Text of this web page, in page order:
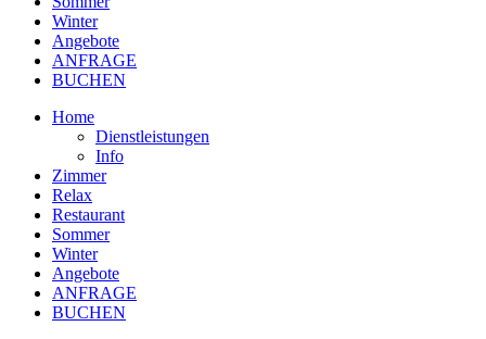
Winter
Angebote
ANFRAGE
BUCHEN
Home
Dienstleistungen
Info
Zimmer
Relax
Restaurant
Sommer
Winter
Angebote
ANFRAGE
BUCHEN